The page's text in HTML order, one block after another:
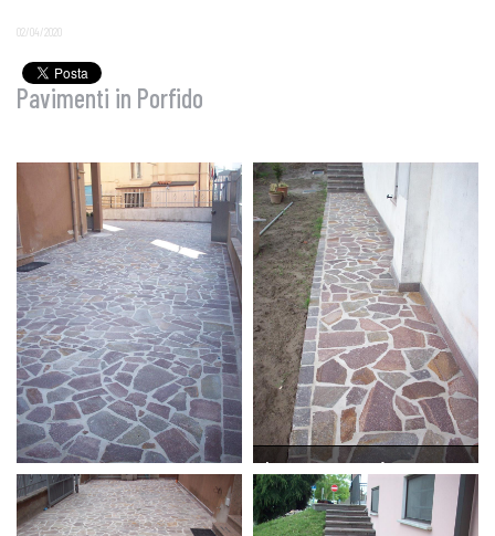
02/04/2020
Pavimenti in Porfido
Lastrame misto
Lastrame misto
trentino con bordo da